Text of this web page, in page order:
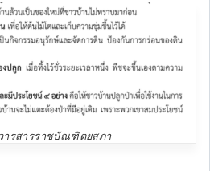
ารสารราชบัณฑิตยสภา